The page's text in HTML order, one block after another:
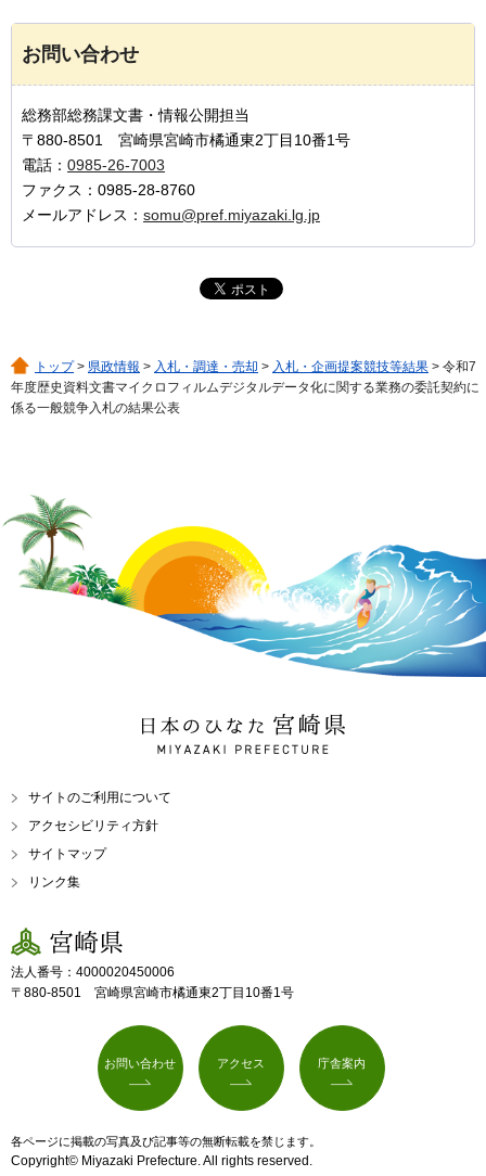
お問い合わせ
総務部総務課文書・情報公開担当
〒880-8501 宮崎県宮崎市橘通東2丁目10番1号
電話： 0985-26-7003
ファクス：0985-28-8760
メールアドレス： somu@pref.miyazaki.lg.jp
トップ> 県政情報 > 入札・調達・売却 > 入札・企画提案競技等結果 > 令和7
年度歴史資料文書マイクロフィルムデジタルデータ化に関する業務の委託契約に
係る一般競争入札の結果公表
日本のひなた 宮崎県
MIYAZAKI PREFECTURE
サイトのご利用について
アクセシビリティ方針
サイトマップ
リンク集
宮崎県
法人番号：4000020450006
〒880-8501 宮崎県宮崎市橘通東2丁目10番1号
お問い合わせ アクセス 庁舎案内
各ページに掲載の写真及び記事等の無断転載を禁じます。
Copyright© Miyazaki Prefecture. All rights reserved.